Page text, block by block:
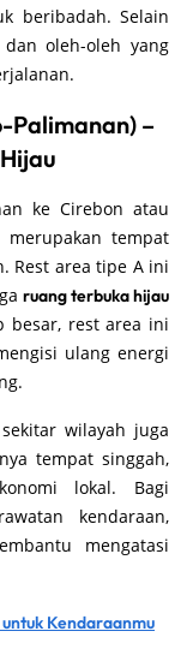
beribadah. Selain
oleh-oleh yang
Palimanan) –
ke Cirebon atau
tempat
Rest area tipe A ini
ruang terbuka hijau
besar, rest area ini
ulang energi
wilayah juga
tempat singgah,
lokal. Bagi
kendaraan,
mengatasi
Kendaraanmu